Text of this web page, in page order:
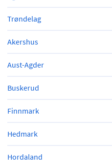
Trøndelag
Akershus
Aust-Agder
Buskerud
Finnmark
Hedmark
Hordaland